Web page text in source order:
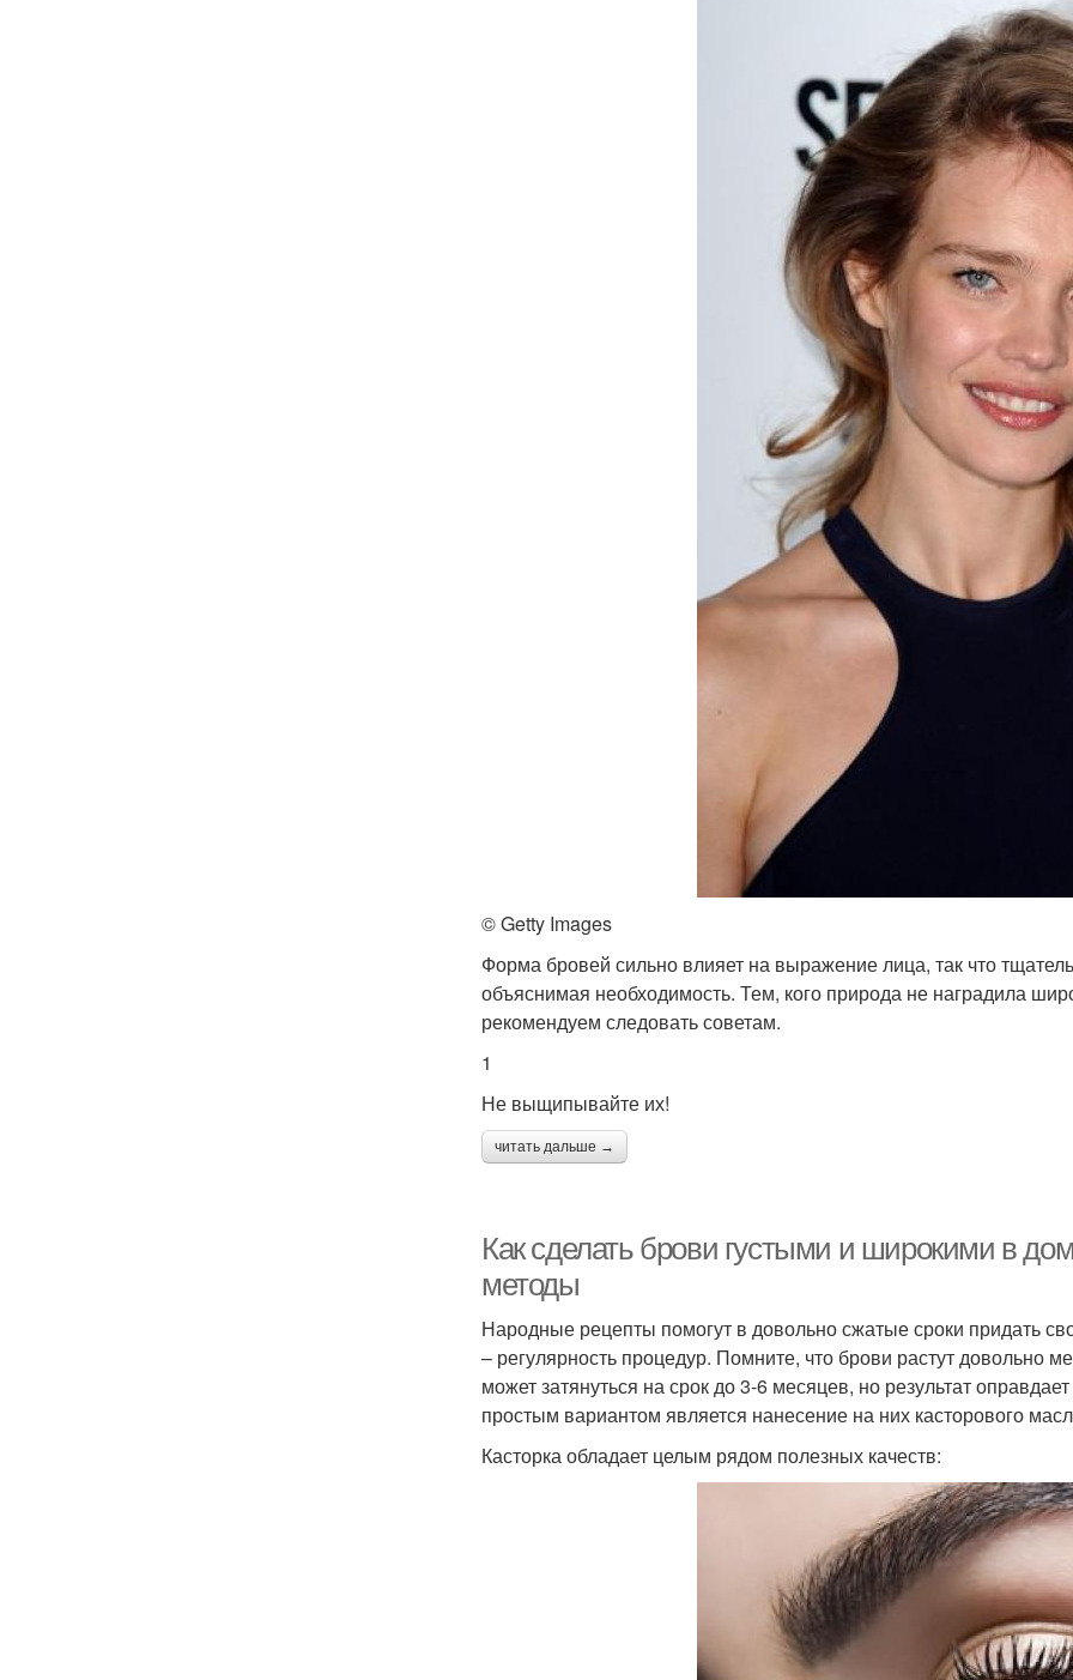
© Getty Images
Форма бровей сильно влияет на выражение лица, так что
объяснимая необходимость. Тем, кого природа не наградила
рекомендуем следовать советам.
1
Не выщипывайте их!
читать дальше →
Как сделать брови густыми и широкими в
методы
Народные рецепты помогут в довольно сжатые сроки придать
– регулярность процедур. Помните, что брови растут довольно
может затянуться на срок до 3-6 месяцев, но результат
простым вариантом является нанесение на них касторового
Касторка обладает целым рядом полезных качеств: